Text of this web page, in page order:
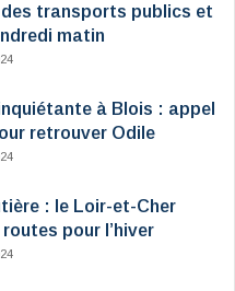
transports publics et
matin
à Blois : appel
retrouver Odile
: le Loir-et-Cher
pour l’hiver